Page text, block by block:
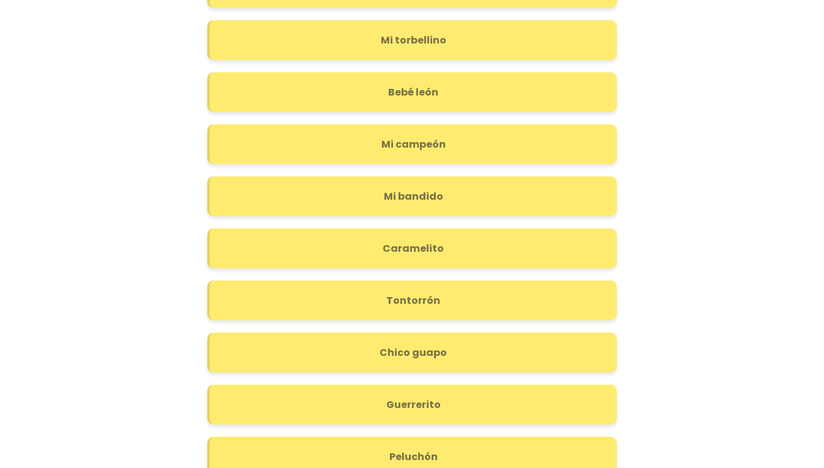
Mi torbellino
Bebé león
Mi campeón
Mi bandido
Caramelito
Tontorrón
Chico guapo
Guerrerito
Peluchón